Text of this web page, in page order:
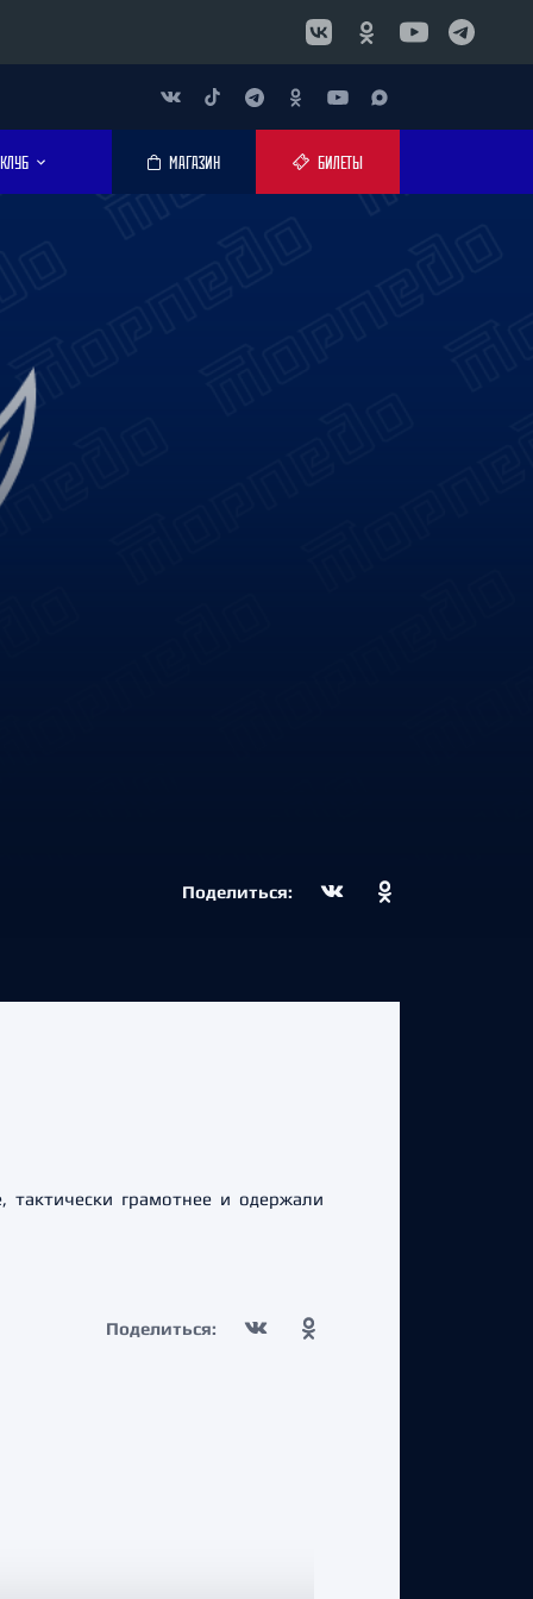
КЛУБ МАГАЗИН БИЛЕТЫ
Поделиться:
грамотнее и одержали
Поделиться: